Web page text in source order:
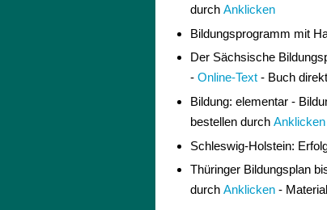
durch Anklicken
Bildungsprogramm mit
Der Sächsische
- Online-Text- Buch
Bildung: elementar -
bestellen durch Anklicken
Schleswig-Holstein:
Thüringer Bildungsplan
durch Anklicken-